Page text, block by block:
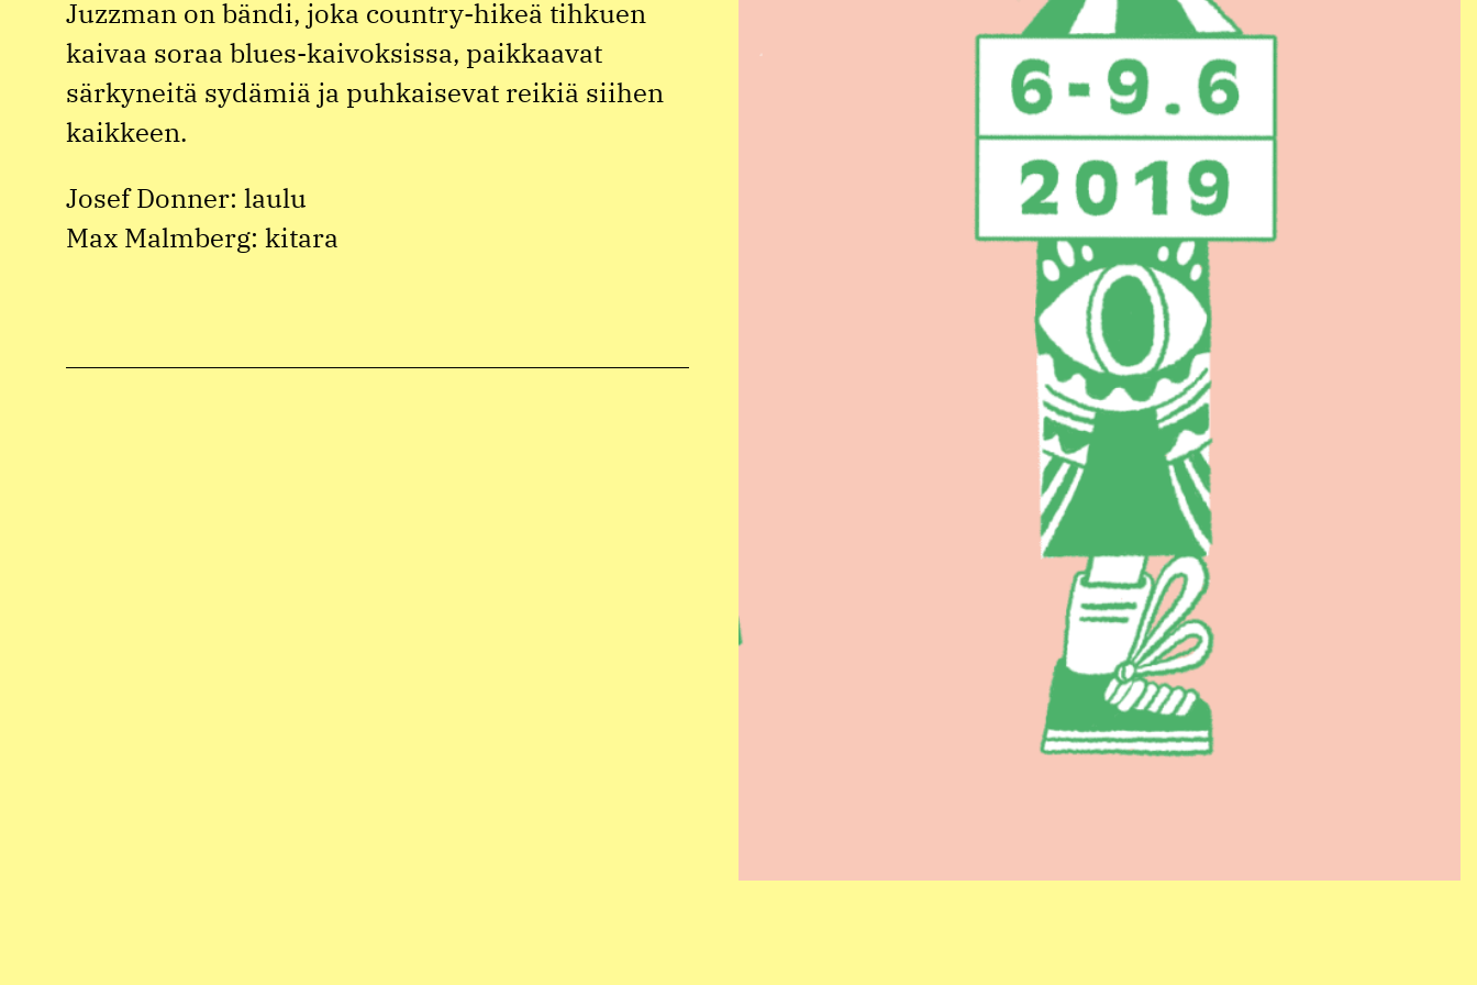
Juzzman on bändi, joka country-hikeä tihkuen
kaivaa soraa blues-kaivoksissa, paikkaavat
särkyneitä sydämiä ja puhkaisevat reikiä siihen
kaikkeen.
Josef Donner: laulu
Max Malmberg: kitara